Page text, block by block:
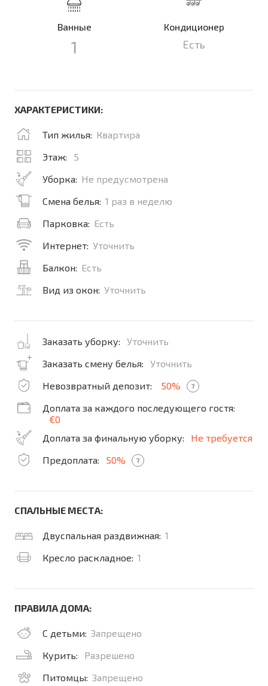
Ванные
1
Кондиционер
Есть
ХАРАКТЕРИСТИКИ:
Тип жилья: Квартира
Этаж:
5
Уборка: Не предусмотрена
Смена белья: 1 раз в неделю
Парковка: Есть
Интернет: Уточнить
Балкон: Есть
Вид из окон: Уточнить
Заказать уборку:
Уточнить
Заказать смену белья:
Уточнить
Невозвратный депозит:
50% ?
Доплата за каждого последующего гостя:
€0
Доплата за финальную уборку:
Не требуется
Предоплата:
50% ?
СПАЛЬНЫЕ МЕСТА:
Двуспальная раздвижная: 1
Кресло раскладное: 1
ПРАВИЛА ДОМА:
С детьми: Запрещено
Курить:
Разрешено
Питомцы: Запрещено